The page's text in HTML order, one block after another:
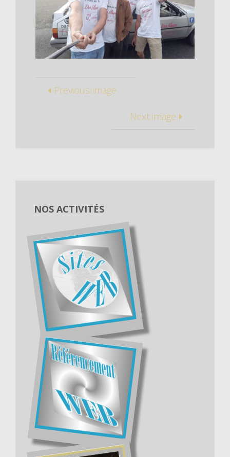
Previous image
Next image
NOS ACTIVITÉS